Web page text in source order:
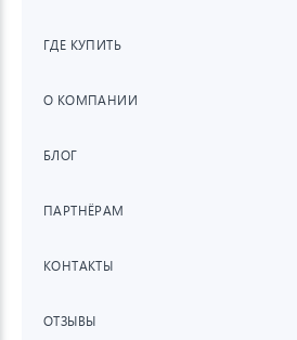
ГДЕ КУПИТЬ
О КОМПАНИИ
БЛОГ
ПАРТНЁРАМ
КОНТАКТЫ
ОТЗЫВЫ